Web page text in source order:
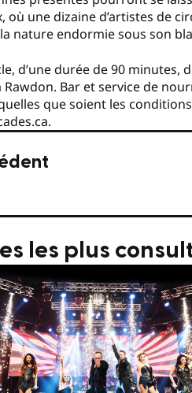
où une dizaine d’artistes de
nature endormie sous son
d’une durée de 90 minutes,
Rawdon. Bar et service de
que soient les
les plus